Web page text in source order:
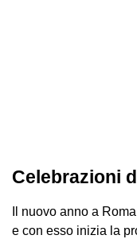
Celebrazioni
Il nuovo anno a
e con esso inizia la